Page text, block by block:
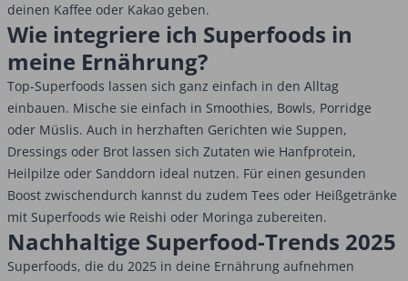
deinen Kaffee oder Kakao geben.
Wie integriere ich Superfoods in
meine Ernährung?
Top-Superfoods lassen sich ganz einfach in den Alltag
einbauen. Mische sie einfach in Smoothies, Bowls, Porridge
oder Müslis. Auch in herzhaften Gerichten wie Suppen,
Dressings oder Brot lassen sich Zutaten wie Hanfprotein,
Heilpilze oder Sanddorn ideal nutzen. Für einen gesunden
Boost zwischendurch kannst du zudem Tees oder Heißgetränke
mit Superfoods wie Reishi oder Moringa zubereiten.
Nachhaltige Superfood-Trends 2025
Superfoods, die du 2025 in deine Ernährung aufnehmen